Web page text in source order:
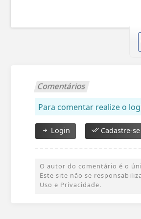
Comentários
Para comentar realize o
Login Cadastre-se
O autor do comentário é o
Este site não se
Uso e Privacidade.